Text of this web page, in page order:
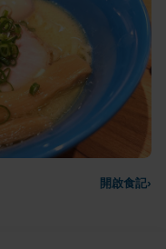
開啟食記›